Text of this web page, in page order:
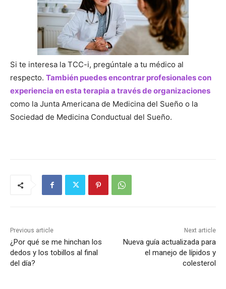
Si te interesa la TCC-i, pregúntale a tu médico al
respecto. También puedes encontrar profesionales con
experiencia en esta terapia a través de organizaciones
como la Junta Americana de Medicina del Sueño o la
Sociedad de Medicina Conductual del Sueño.
Previous article
¿Por qué se me hinchan los
dedos y los tobillos al final
del día?
Next article
Nueva guía actualizada para
el manejo de lípidos y
colesterol